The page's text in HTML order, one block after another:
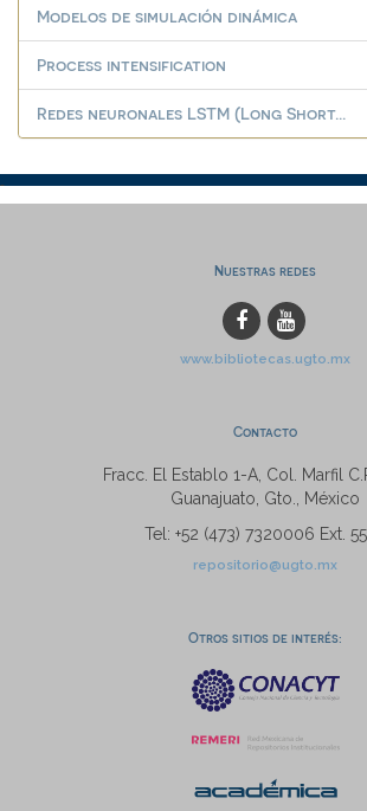
Modelos de simulación dinámica
Process intensification
Redes neuronales LSTM (Long Short...
Nuestras redes
www.bibliotecas.ugto.mx
Contacto
Fracc. El Establo 1-A, Col. Marfil
Guanajuato, Gto., México
Tel: +52 (473) 7320006 Ext.
repositorio@ugto.mx
Otros sitios de interés: